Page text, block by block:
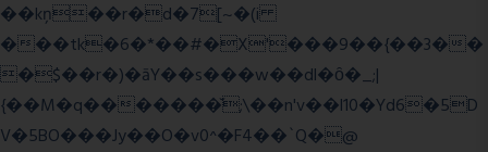
��kņ��r�d�7[~�(i
���tk�6�*��#�X'���9��{��3��
�$��r�)�āY��s���w��dl�ȏ�_;|
{��M�q�������̆;\��n'v��l10�Yd6�5D
V�5BO���Jy��O�v0^�F4��`Q�@